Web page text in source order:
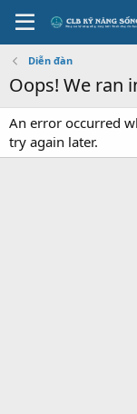
Diễn đàn
Oops! We ran
An error occurred
try again later.